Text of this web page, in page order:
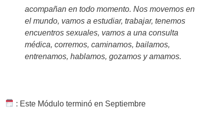
acompañan en todo momento. Nos movemos en
el mundo, vamos a estudiar, trabajar, tenemos
encuentros sexuales, vamos a una consulta
médica, corremos, caminamos, bailamos,
entrenamos, hablamos, gozamos y amamos.
: Este Módulo terminó en Septiembre